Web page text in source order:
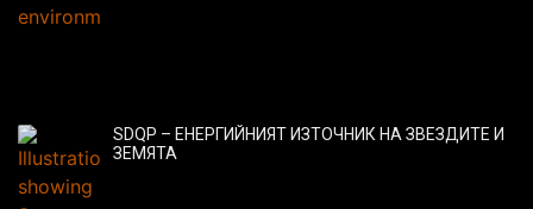
SDQP – ЕНЕРГИЙНИЯТ ИЗТОЧНИК НА ЗВЕЗДИТЕ И
ЗЕМЯТА